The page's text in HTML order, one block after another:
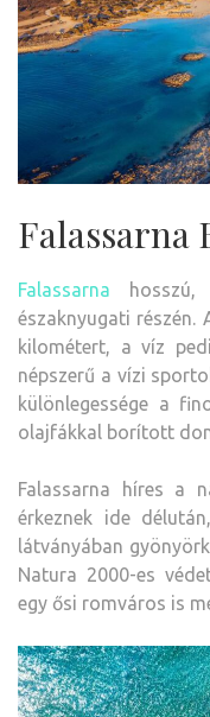
Falassarna
Falassarna hosszú,
északnyugati részén.
kilométert, a víz
népszerű a vízi
különlegessége a
olajfákkal borított
Falassarna híres a
érkeznek ide
látványában
Natura 2000-es
egy ősi romváros is